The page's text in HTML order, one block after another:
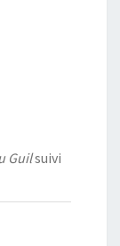
Guilsuivi